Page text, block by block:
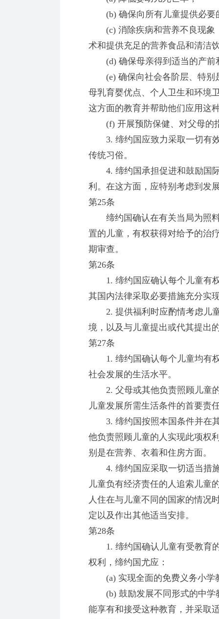
(b) 确保向所有儿童提供必要
(c) 消除疾病和营养不良现象
术和提供充足的营养食品和清洁
(d) 确保母亲得到适当的产前
(e) 确保向社会各阶层、特别
母乳育婴优点、个人卫生和环境
这方面的教育并帮助他们应用这
(f) 开展预防保健、对父母的
3. 缔约国应致力采取一切有效
传统习俗。
4. 缔约国承担促进和鼓励国际
利。在这方面，应特别考虑到发
第25条
缔约国确认在有关当局为照料
置的儿童，有权获得对给予的治
期审查。
第26条
1. 缔约国应确认每个儿童有权
其国内法律采取必要措施充分实
2. 提供福利时应酌情考虑儿童
境，以及与儿童提出或代其提出
第27条
1. 缔约国确认每个儿童均有权
社会发展的生活水平。
2. 父母或其他负责照顾儿童的
儿童发展所需生活条件的首要责
3. 缔约国按照本国条件并在其
他负责照顾儿童的人实现此项权
别是在营养、衣着和住房方面。
4. 缔约国应采取一切适当措施
儿童负有经济责任的人追索儿童
人住在与儿童不同的国家的情况
定以及作出其他适当安排。
第28条
1. 缔约国确认儿童有受教育的
权利，缔约国尤应：
(a) 实现全面的免费义务小学
(b) 鼓励发展不同形式的中学
能享有和接受这种教育，并采取